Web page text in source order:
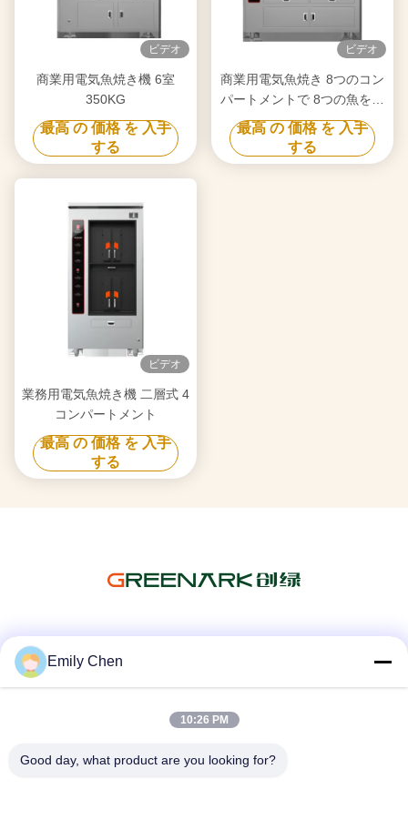
ビデオ
商業用電気魚焼き機 6室
350KG
最高 の 価格 を 入手
する
ビデオ
商業用電気魚焼き 8つのコン
パートメントで 8つの魚を同
時にバーベキューグリルオー
ブンの設備
最高 の 価格 を 入手
する
ビデオ
業務用電気魚焼き機 二層式 4
コンパートメント
最高 の 価格 を 入手
する
テレ
Emily Chen
10:26 PM
Good day, what product are you looking for?